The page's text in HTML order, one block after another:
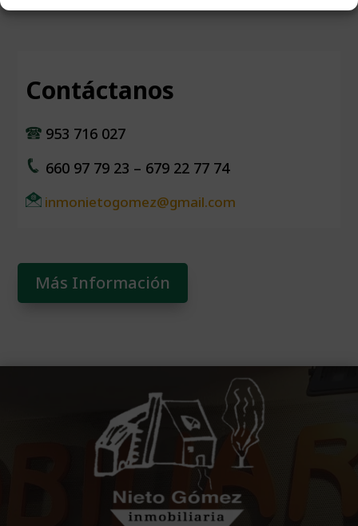
Contáctanos
953 716 027
660 97 79 23 – 679 22 77 74
inmonietogomez@gmail.com
Más Información